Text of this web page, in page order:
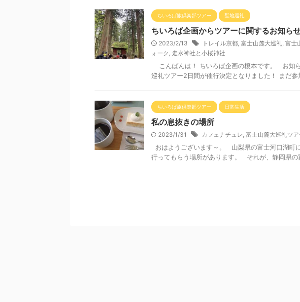
ちいろば旅倶楽部ツアー 聖地巡礼
ちいろば企画からツアーに関するお知ら
2023/2/13 トレイル京都, 富士山麓大巡礼, 富士
ォーク , 走水神社と小桜神社
こんばんは！ ちいろば企画の榎本です。 お知
巡礼ツアー2日間が催行決定となりました！ まだ
ちいろば旅倶楽部ツアー 日常生活
私の息抜きの場所
2023/1/31 カフェナチュレ, 富士山麓大巡礼ツア
おはようございます～。 山梨県の富士河口湖町
行ってもらう場所があります。 それが、静岡県